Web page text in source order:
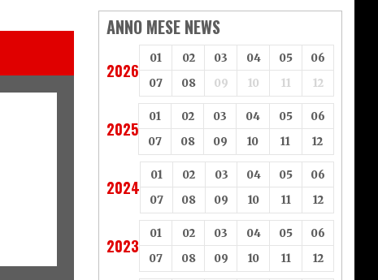
ANNO MESE NEWS
2026
01 02 03 04 05
06
07
08 09 10 11 12
2025
01 02 03 04 05
06
07
08 09 10 11 12
2024
01 02 03 04 05
06
07
08 09 10 11 12
2023
01 02 03 04 05
06
07
08 09 10 11 12